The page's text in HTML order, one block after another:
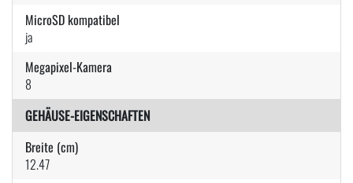
MicroSD kompatibel
ja
Megapixel-Kamera
8
GEHÄUSE-EIGENSCHAFTEN
Breite (cm)
12.47